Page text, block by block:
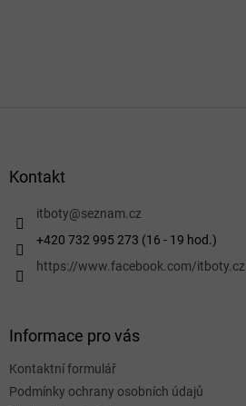
Kontakt
itboty@seznam.cz
+420 732 995 273 (16 - 19 hod.)
https://www.facebook.com/itboty.cz
Informace pro vás
Kontaktní formulář
Podmínky ochrany osobních údajů